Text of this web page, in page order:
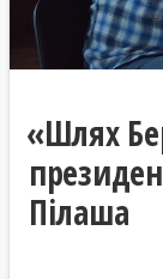
«Шлях
Пілаша